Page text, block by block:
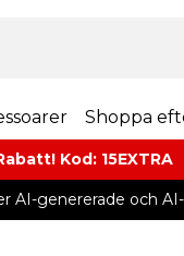
Shoppa
Kod: 15EXTRA
AI-genererade och